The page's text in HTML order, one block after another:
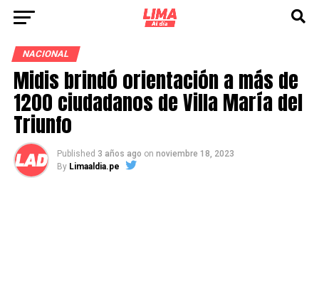
NACIONAL
Midis brindó orientación a más de
1200 ciudadanos de Villa María del
Triunfo
Published 3 años ago on noviembre 18, 2023
By Limaaldia.pe